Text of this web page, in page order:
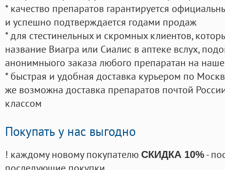
* качество препаратов гарантируется
и успешно подтверждается годами продаж
* для стестинельных и скромных клиентов,
название Виагра или Сиалис в аптеке вслух,
анонимныого заказа любого препаратан на
* быстрая и удобная доставка курьером по
же возможна доставка препаратов почтой
классом
Покупать у нас выгодно
! каждому новому покупателю СКИДКА 10%-